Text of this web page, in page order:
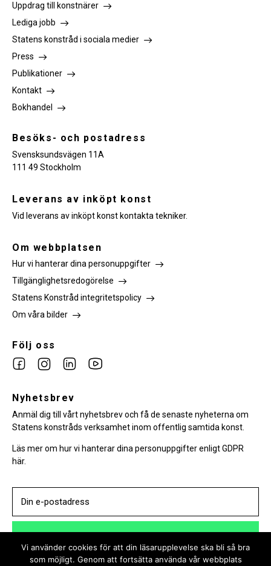
Uppdrag till konstnärer
Lediga jobb
Statens konstråd i sociala medier
Press
Publikationer
Kontakt
Bokhandel
Besöks- och postadress
Svensksundsvägen 11A
111 49 Stockholm
Leverans av inköpt konst
Vid leverans av inköpt konst kontakta tekniker.
Om webbplatsen
Hur vi hanterar dina personuppgifter
Tillgänglighetsredogörelse
Statens Konstråd integritetspolicy
Om våra bilder
Följ oss
facebookinstagramLinkedin
Nyhetsbrev
Anmäl dig till vårt nyhetsbrev och få de senaste nyheterna om
Statens konstråds verksamhet inom offentlig samtida konst.
Läs mer om hur vi hanterar dina personuppgifter enligt GDPR
här.
Vi använder cookies för att din läsarupplevelse ska bli så bra
som möjligt. Genom att fortsätta använda vår webbplats